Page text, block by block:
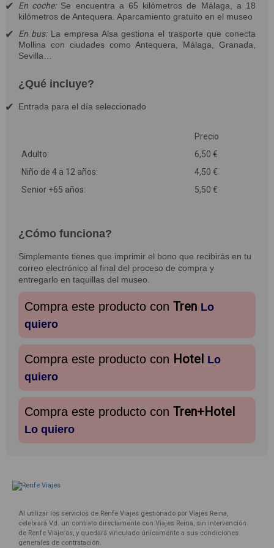
En coche:Se encuentra a 65 kilómetros de Málaga, a 18
kilómetros de Antequera. Aparcamiento gratuito en el museo
En bus:La empresa Alsa gestiona el trasporte que conecta
Mollina con ciudades como Antequera, Málaga, Granada,
Sevilla…
¿Qué incluye?
Entrada para el día seleccionado
Precio
Adulto:
6,50 €
Niño de 4 a 12 años:
4,50 €
Senior +65 años:
5,50 €
¿Cómo funciona?
Simplemente tienes que imprimir el bono que recibirás en tu
correo electrónico al final del proceso de compra y
entregarlo en taquillas del museo.
Compra este producto con Tren Lo
quiero
Compra este producto con Hotel Lo
quiero
Compra este producto con Tren+Hotel
Lo quiero
Al utilizar los servicios de Renfe Viajes gestionado por Viajes Reina,
celebrará Vd. un contrato directamente con Viajes Reina, sin intervención
de Renfe Viajeros, y quedará vinculado únicamente a sus condiciones
generales de contratación.